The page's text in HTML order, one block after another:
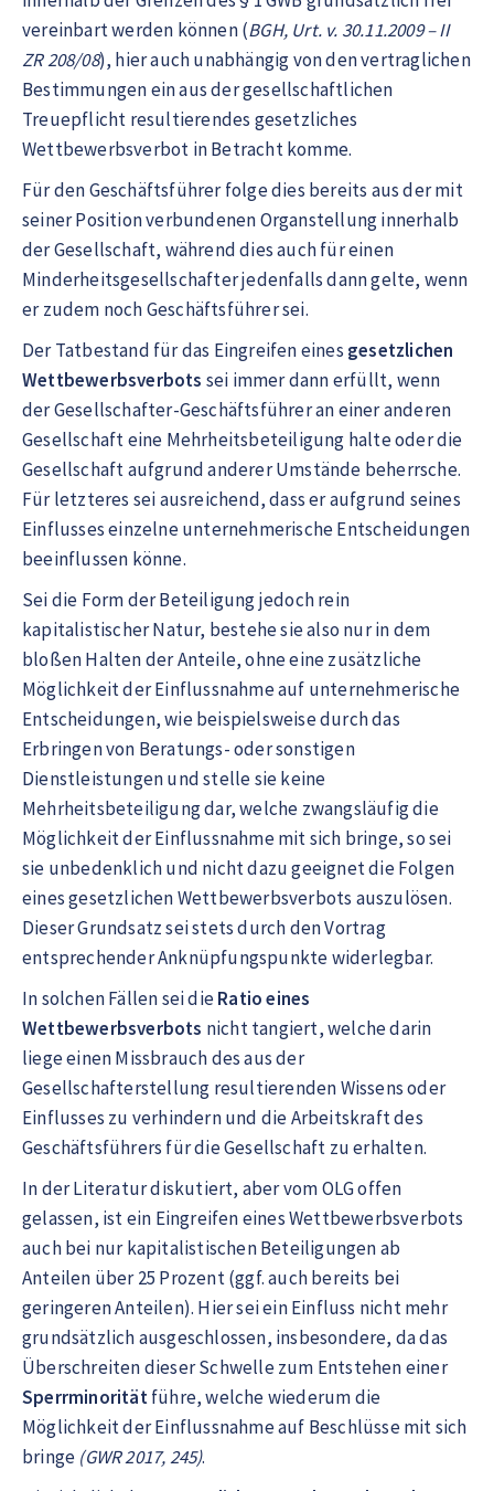
vereinbart werden können (BGH, Urt. v. 30.11.2009 – II
ZR 208/08), hier auch unabhängig von den vertraglichen
Bestimmungen ein aus der gesellschaftlichen
Treuepflicht resultierendes gesetzliches
Wettbewerbsverbot in Betracht komme.
Für den Geschäftsführer folge dies bereits aus der mit
seiner Position verbundenen Organstellung innerhalb
der Gesellschaft, während dies auch für einen
Minderheitsgesellschafter jedenfalls dann gelte, wenn
er zudem noch Geschäftsführer sei.
Der Tatbestand für das Eingreifen eines gesetzlichen
Wettbewerbsverbots sei immer dann erfüllt, wenn
der Gesellschafter-Geschäftsführer an einer anderen
Gesellschaft eine Mehrheitsbeteiligung halte oder die
Gesellschaft aufgrund anderer Umstände beherrsche.
Für letzteres sei ausreichend, dass er aufgrund seines
Einflusses einzelne unternehmerische Entscheidungen
beeinflussen könne.
Sei die Form der Beteiligung jedoch rein
kapitalistischer Natur, bestehe sie also nur in dem
bloßen Halten der Anteile, ohne eine zusätzliche
Möglichkeit der Einflussnahme auf unternehmerische
Entscheidungen, wie beispielsweise durch das
Erbringen von Beratungs- oder sonstigen
Dienstleistungen und stelle sie keine
Mehrheitsbeteiligung dar, welche zwangsläufig die
Möglichkeit der Einflussnahme mit sich bringe, so sei
sie unbedenklich und nicht dazu geeignet die Folgen
eines gesetzlichen Wettbewerbsverbots auszulösen.
Dieser Grundsatz sei stets durch den Vortrag
entsprechender Anknüpfungspunkte widerlegbar.
In solchen Fällen sei dieRatio eines
Wettbewerbsverbots nicht tangiert, welche darin
liege einen Missbrauch des aus der
Gesellschafterstellung resultierenden Wissens oder
Einflusses zu verhindern und die Arbeitskraft des
Geschäftsführers für die Gesellschaft zu erhalten.
In der Literatur diskutiert, aber vom OLG offen
gelassen, ist ein Eingreifen eines Wettbewerbsverbots
auch bei nur kapitalistischen Beteiligungen ab
Anteilen über 25 Prozent (ggf. auch bereits bei
geringeren Anteilen). Hier sei ein Einfluss nicht mehr
grundsätzlich ausgeschlossen, insbesondere, da das
Überschreiten dieser Schwelle zum Entstehen einer
Sperrminoritätführe, welche wiederum die
Möglichkeit der Einflussnahme auf Beschlüsse mit sich
bringe (GWR 2017, 245).